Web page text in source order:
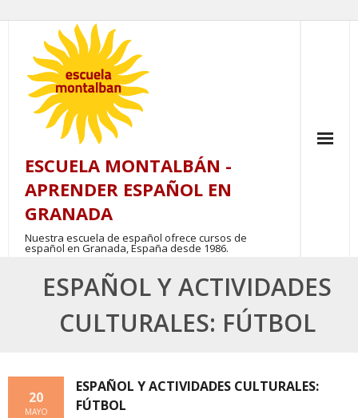
content
ESCUELA MONTALBÁN -
APRENDER ESPAÑOL EN
GRANADA
Nuestra escuela de español ofrece cursos de
español en Granada, España desde 1986.
ESPAÑOL Y ACTIVIDADES
CULTURALES: FÚTBOL
ESPAÑOL Y ACTIVIDADES CULTURALES:
FÚTBOL
20
MAYO